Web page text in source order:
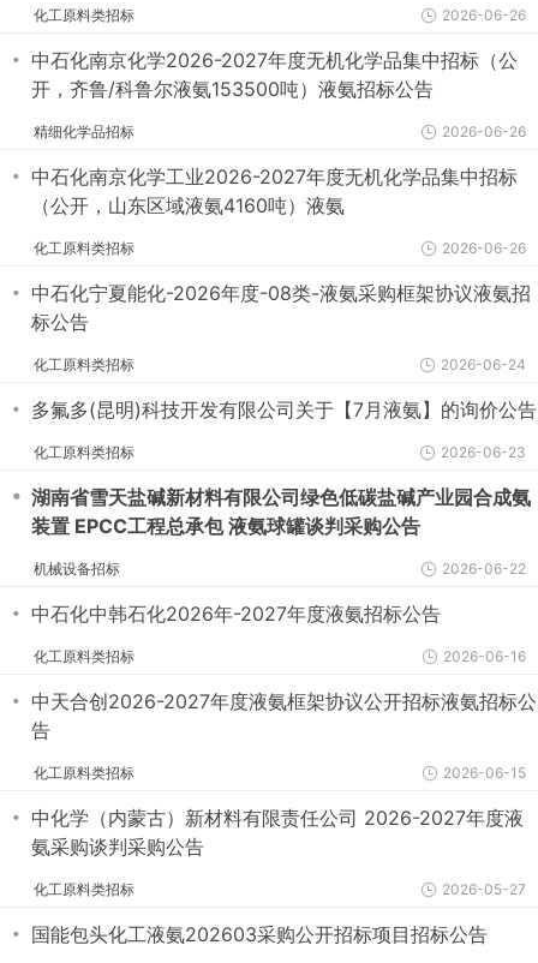
化工原料类招标 2026-06-26
・ 中石化南京化学2026-2027年度无机化学品集中招标（公
开，齐鲁/科鲁尔液氨153500吨）液氨招标公告
精细化学品招标 2026-06-26
・ 中石化南京化学工业2026-2027年度无机化学品集中招标
（公开，山东区域液氨4160吨）液氨
化工原料类招标 2026-06-26
・ 中石化宁夏能化-2026年度-08类-液氨采购框架协议液氨招
标公告
化工原料类招标 2026-06-24
・ 多氟多(昆明)科技开发有限公司关于【7月液氨】的询价公告
化工原料类招标 2026-06-23
・ 湖南省雪天盐碱新材料有限公司绿色低碳盐碱产业园合成氨
装置 EPCC工程总承包 液氨球罐谈判采购公告
机械设备招标 2026-06-22
・ 中石化中韩石化2026年-2027年度液氨招标公告
化工原料类招标 2026-06-16
・ 中天合创2026-2027年度液氨框架协议公开招标液氨招标公
告
化工原料类招标 2026-06-15
・ 中化学（内蒙古）新材料有限责任公司 2026-2027年度液
氨采购谈判采购公告
化工原料类招标 2026-05-27
・ 国能包头化工液氨202603采购公开招标项目招标公告